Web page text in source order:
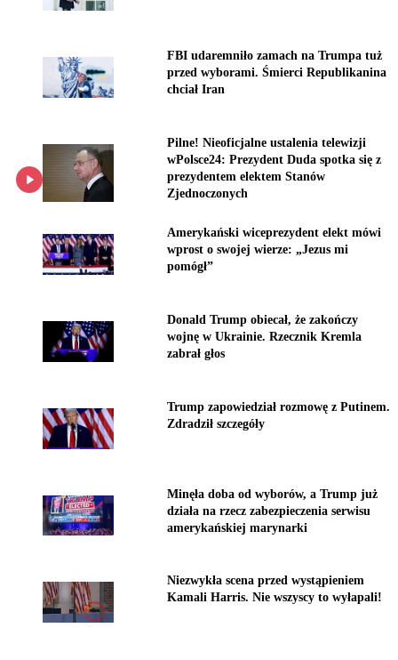
FBI udaremniło zamach na Trumpa tuż
przed wyborami. Śmierci Republikanina
chciał Iran
Pilne! Nieoficjalne ustalenia telewizji
wPolsce24: Prezydent Duda spotka się z
prezydentem elektem Stanów
Zjednoczonych
Amerykański wiceprezydent elekt mówi
wprost o swojej wierze: „Jezus mi
pomógł”
Donald Trump obiecał, że zakończy
wojnę w Ukrainie. Rzecznik Kremla
zabrał głos
Trump zapowiedział rozmowę z Putinem.
Zdradził szczegóły
Minęła doba od wyborów, a Trump już
działa na rzecz zabezpieczenia serwisu
amerykańskiej marynarki
Niezwykła scena przed wystąpieniem
Kamali Harris. Nie wszyscy to wyłapali!